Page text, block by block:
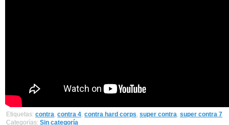
Etiquetas: contra, contra 4, contra hard corps, super contra, super contra 7
Categorías: Sin categoría